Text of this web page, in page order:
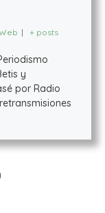
| + posts
y
por Radio